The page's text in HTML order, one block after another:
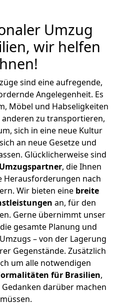
Umzug
wir helfen
!
sind eine aufregende,
Angelegenheit. Es
Möbel und Habseligkeiten
zu transportieren,
sich in eine neue Kultur
an neue Gesetze und
Glücklicherweise sind
, die Ihnen
Herausforderungen nach
Wir bieten eine breite
an, für den
Gerne übernimmt unser
gesamte Planung und
– von der Lagerung
Gegenstände. Zusätzlich
um alle notwendigen
für Brasilien,
darüber machen
müssen.